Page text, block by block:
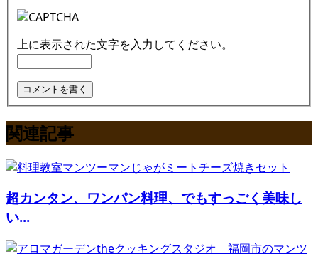
上に表示された文字を入力してください。
関連記事
超カンタン、ワンパン料理、でもすっごく美味し
い...